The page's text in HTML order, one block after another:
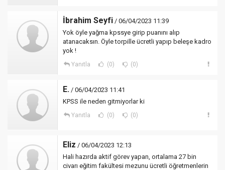
İbrahim Seyfi / 06/04/2023 11:39
Yok öyle yağma kpssye girip puanını alıp
atanacaksın. Öyle torpille ücretli yapıp beleşe kadro
yok !
Yanıtla (0) (0)
E. / 06/04/2023 11:41
KPSS ile neden gitmiyorlar ki
Yanıtla (0) (0)
Eliz / 06/04/2023 12:13
Hali hazırda aktif görev yapan, ortalama 27 bin
civarı eğitim fakültesi mezunu ücretli öğretmenlerin